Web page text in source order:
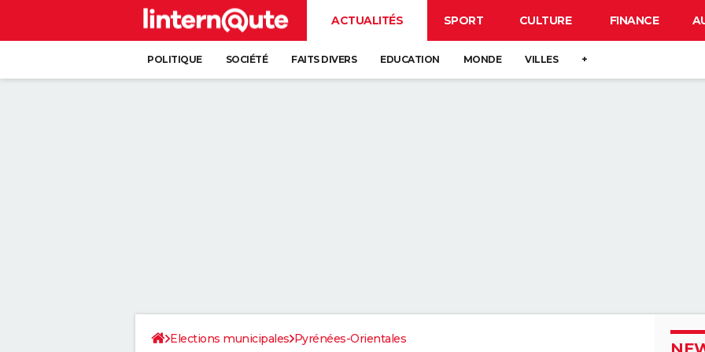
ACTUALITÉS SPORT CULTURE FINANCE
POLITIQUE SOCIÉTÉ FAITS DIVERS EDUCATION MONDE VILLES +
Elections municipales Pyrénées-Orientales